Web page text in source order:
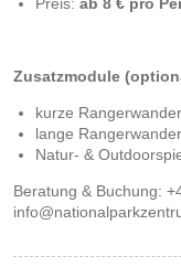
Zusatzmodule
kurze
lange
Natur- &
Beratung & Buchung: